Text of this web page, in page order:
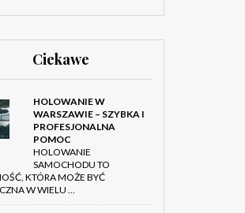
Ciekawe
HOLOWANIE W
WARSZAWIE – SZYBKA I
PROFESJONALNA
POMOC
HOLOWANIE
SAMOCHODU TO
KTÓRA MOŻE BYĆ
W WIELU …